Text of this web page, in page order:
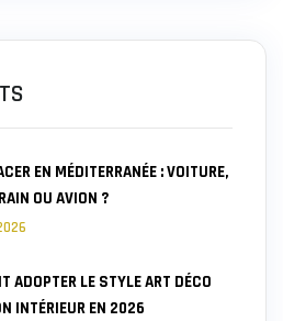
EN MÉDITERRANÉE : VOITURE,
OU AVION ?
ADOPTER LE STYLE ART DÉCO
INTÉRIEUR EN 2026